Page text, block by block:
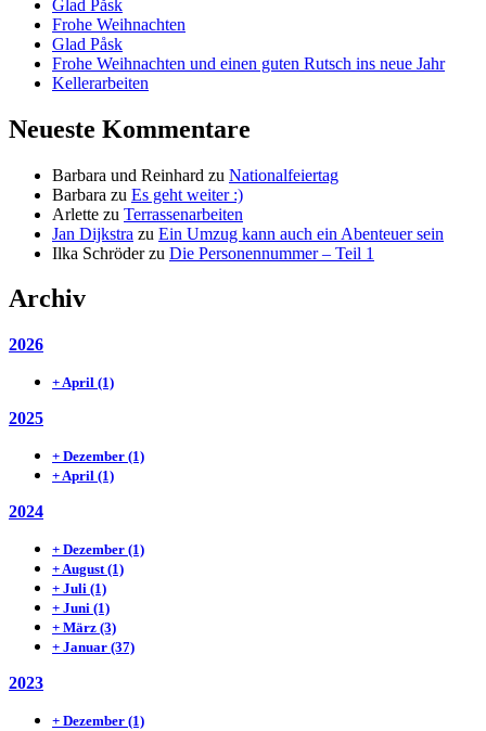
Glad Påsk
Frohe Weihnachten
Glad Påsk
Frohe Weihnachten und einen guten Rutsch ins neue Jahr
Kellerarbeiten
Neueste Kommentare
Barbara und Reinhard zu Nationalfeiertag
Barbara zu Es geht weiter :)
Arlette zu Terrassenarbeiten
Jan Dijkstra zu Ein Umzug kann auch ein Abenteuer sein
Ilka Schröderzu Die Personennummer – Teil 1
Archiv
2026
+April (1)
2025
+ Dezember (1)
+April (1)
2024
+ Dezember (1)
+August(1)
+ Juli (1)
+ Juni (1)
+ März (3)
+ Januar (37)
2023
+ Dezember (1)